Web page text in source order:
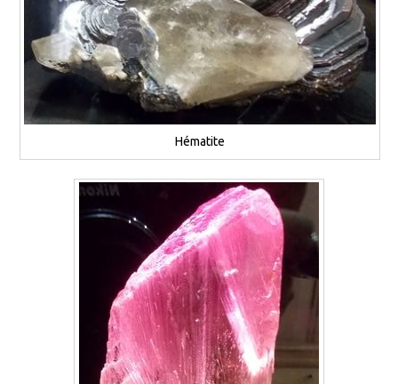
Hématite